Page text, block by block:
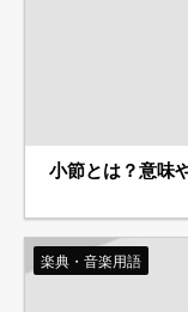
小節とは？意味
楽典・音楽用語